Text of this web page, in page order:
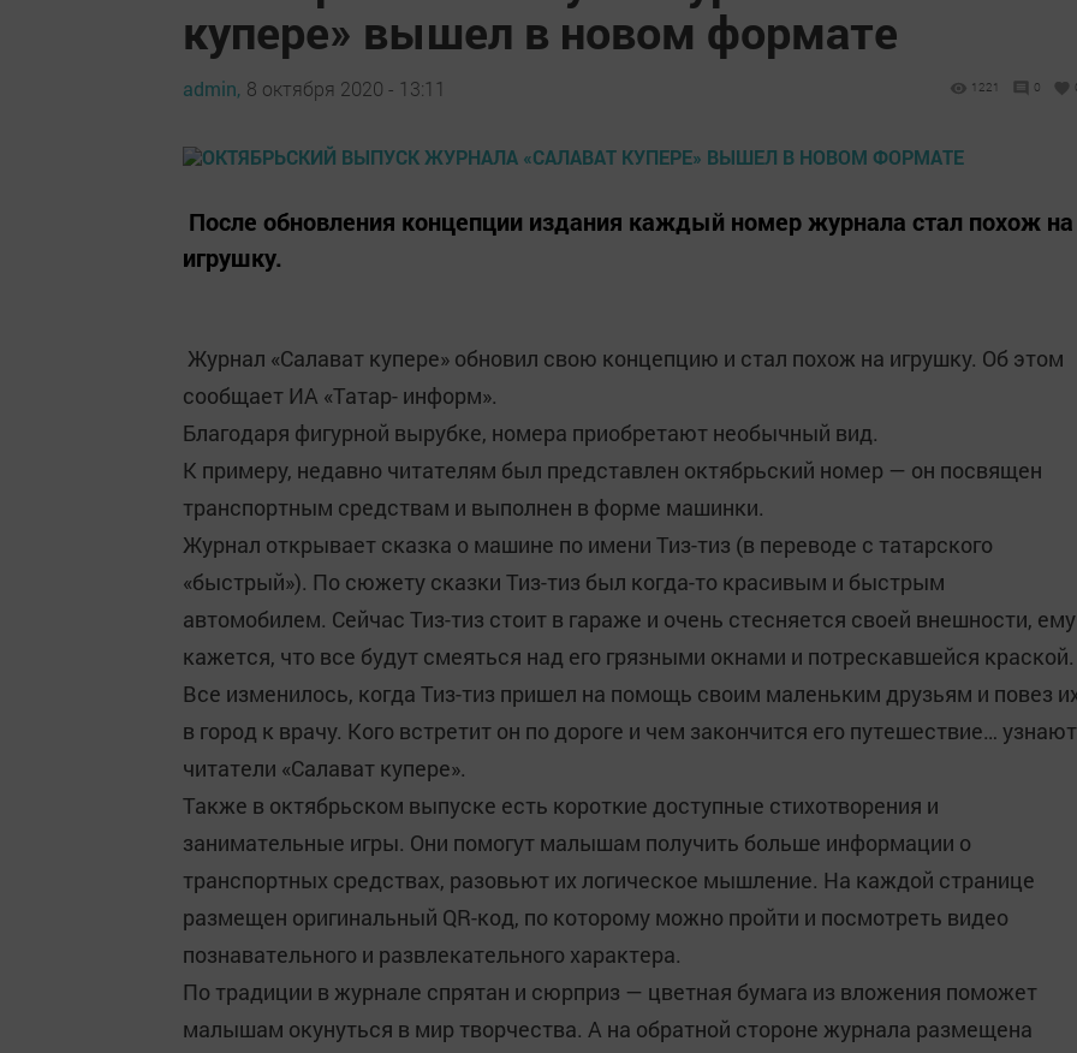
купере» вышел в новом формате
admin, 8 октября 2020 - 13:11 1221 0
После обновления концепции издания каждый номер журнала стал похож на
игрушку.
Журнал «Салават купере» обновил свою концепцию и стал похож на игрушку. Об этом
сообщает ИА «Татар- информ».
Благодаря фигурной вырубке, номера приобретают необычный вид.
К примеру, недавно читателям был представлен октябрьский номер — он посвящен
транспортным средствам и выполнен в форме машинки.
Журнал открывает сказка о машине по имени Тиз-тиз (в переводе с татарского
«быстрый»). По сюжету сказки Тиз-тиз был когда-то красивым и быстрым
автомобилем. Сейчас Тиз-тиз стоит в гараже и очень стесняется своей внешности, ему
кажется, что все будут смеяться над его грязными окнами и потрескавшейся краской.
Все изменилось, когда Тиз-тиз пришел на помощь своим маленьким друзьям и повез
в город к врачу. Кого встретит он по дороге и чем закончится его путешествие… узнают
читатели «Салават купере».
Также в октябрьском выпуске есть короткие доступные стихотворения и
занимательные игры. Они помогут малышам получить больше информации о
транспортных средствах, разовьют их логическое мышление. На каждой странице
размещен оригинальный QR-код, по которому можно пройти и посмотреть видео
познавательного и развлекательного характера.
По традиции в журнале спрятан и сюрприз — цветная бумага из вложения поможет
малышам окунуться в мир творчества. А на обратной стороне журнала размещена